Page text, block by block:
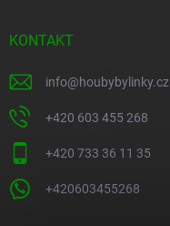
KONTAKT
info@houbybylinky.cz
+420 603 455 268
+420 733 36 11 35
+420603455268